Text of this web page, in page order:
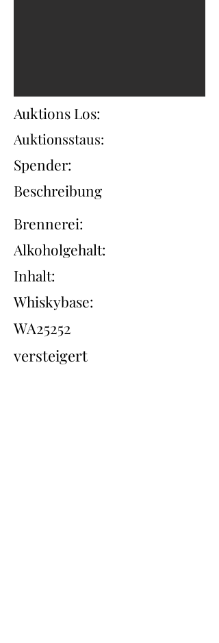
Auktions Los:
Auktionsstaus:
Spender:
Beschreibung
Brennerei:
Alkoholgehalt:
Inhalt:
Whiskybase:
WA25252
versteigert